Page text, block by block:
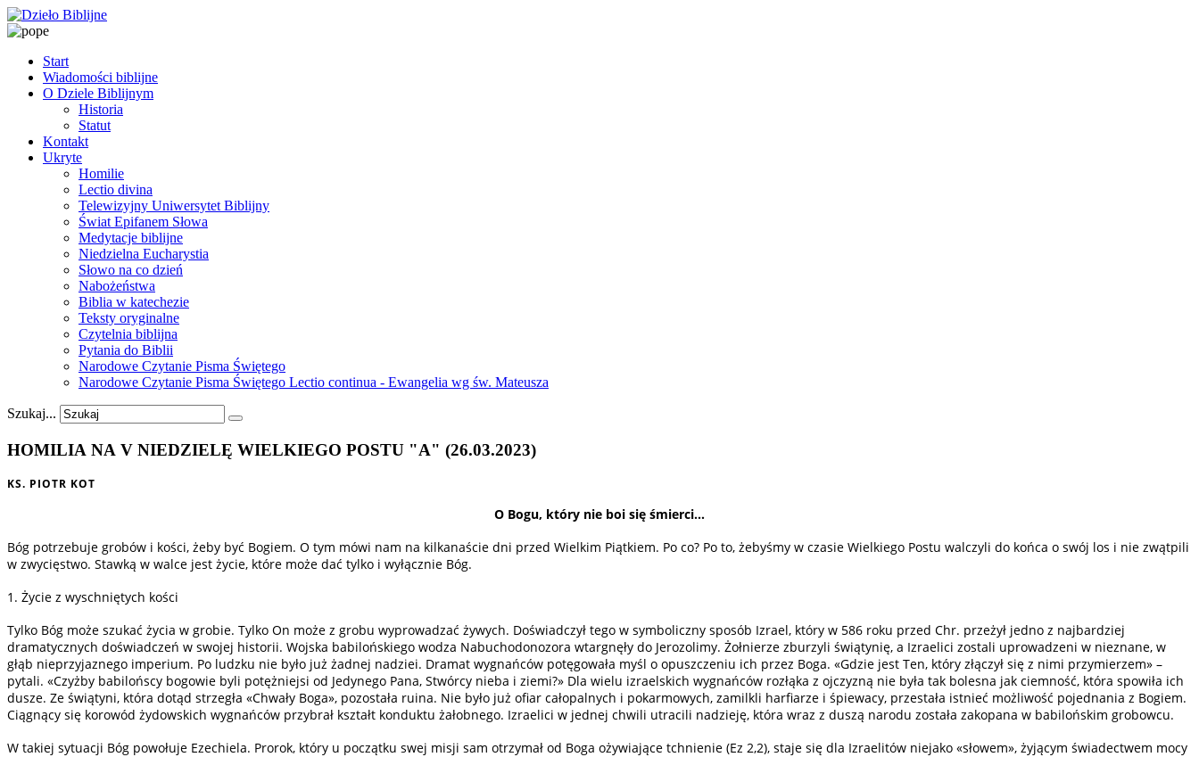
Start
Wiadomości biblijne
O Dziele Biblijnym
Historia
Statut
Kontakt
Ukryte
Homilie
Lectio divina
Telewizyjny Uniwersytet Biblijny
Świat Epifanem Słowa
Medytacje biblijne
Niedzielna Eucharystia
Słowo na co dzień
Nabożeństwa
Biblia w katechezie
Teksty oryginalne
Czytelnia biblijna
Pytania do Biblii
Narodowe Czytanie Pisma Świętego
Narodowe Czytanie Pisma Świętego Lectio continua - Ewangelia wg św. Mateusza
Szukaj...
HOMILIA NA V NIEDZIELĘ WIELKIEGO POSTU "A" (26.03.2023)
KS. PIOTR KOT
O Bogu, który nie boi się śmierci…
Bóg potrzebuje grobów i kości, żeby być Bogiem. O tym mówi nam na kilkanaście dni przed Wielkim Piątkiem. Po co? Po to, żebyśmy w czasie Wielkiego Postu walczyli do końca o swój los i nie zwątpili
w zwycięstwo. Stawką w walce jest życie, które może dać tylko i wyłącznie Bóg.
1. Życie z wyschniętych kości
Tylko Bóg może szukać życia w grobie. Tylko On może z grobu wyprowadzać żywych. Doświadczył tego w symboliczny sposób Izrael, który w 586 roku przed Chr. przeżył jedno z najbardziej
dramatycznych doświadczeń w swojej historii. Wojska babilońskiego wodza Nabuchodonozora wtargnęły do Jerozolimy. Żołnierze zburzyli świątynię, a Izraelici zostali uprowadzeni w nieznane, w
głąb nieprzyjaznego imperium. Po ludzku nie było już żadnej nadziei. Dramat wygnańców potęgowała myśl o opuszczeniu ich przez Boga. «Gdzie jest Ten, który złączył się z nimi przymierzem» –
pytali. «Czyżby babilońscy bogowie byli potężniejsi od Jedynego Pana, Stwórcy nieba i ziemi?» Dla wielu izraelskich wygnańców rozłąka z ojczyzną nie była tak bolesna jak ciemność, która spowiła ich
dusze. Ze świątyni, która dotąd strzegła «Chwały Boga», pozostała ruina. Nie było już ofiar całopalnych i pokarmowych, zamilkli harfiarze i śpiewacy, przestała istnieć możliwość pojednania z Bogiem.
Ciągnący się korowód żydowskich wygnańców przybrał kształt konduktu żałobnego. Izraelici w jednej chwili utracili nadzieję, która wraz z duszą narodu została zakopana w babilońskim grobowcu.
W takiej sytuacji Bóg powołuje Ezechiela. Prorok, który u początku swej misji sam otrzymał od Boga ożywiające tchnienie (Ez 2,2), staje się dla Izraelitów niejako «słowem», żyjącym świadectwem mocy